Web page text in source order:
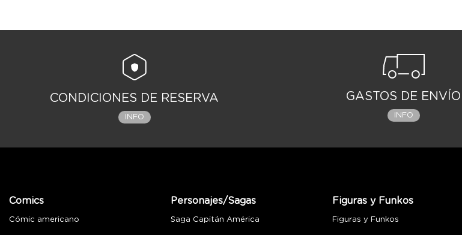
CONDICIONES DE RESERVA
INFO
GASTOS DE ENVÍO
INFO
Comics
Cómic americano
Personajes/Sagas
Saga Capitán América
Figuras y Funkos
Figuras y Funkos